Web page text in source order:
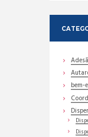
bem-